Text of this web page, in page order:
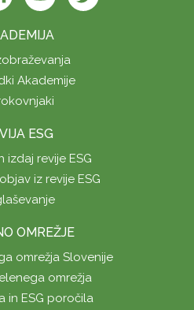
Akademije
ESG
izdaj revije ESG
iz revije ESG
OMREŽJE
omrežja Slovenije
omrežja
in ESG poročila